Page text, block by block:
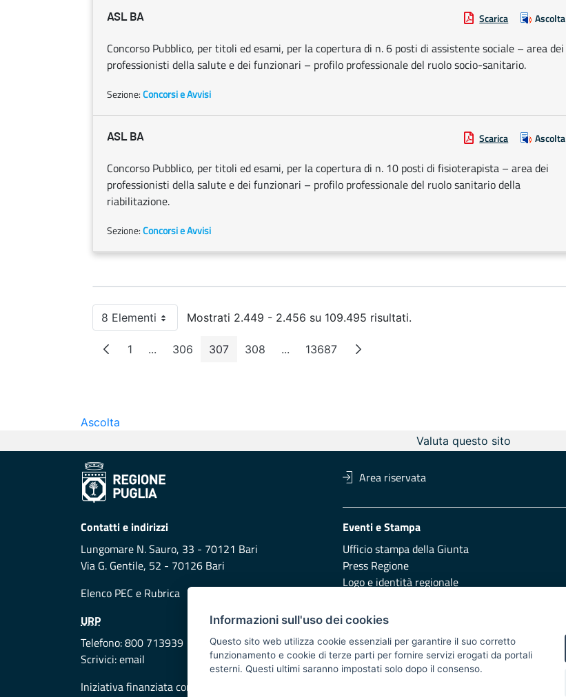
ASL BA Scarica Ascolta
Concorso Pubblico, per titoli ed esami, per la copertura di n. 6 posti di assistente sociale – area dei
professionisti della salute e dei funzionari – profilo professionale del ruolo socio-sanitario.
Sezione:Concorsi e Avvisi
ASL BA Scarica Ascolta
Concorso Pubblico, per titoli ed esami, per la copertura di n. 10 posti di fisioterapista – area dei
professionisti della salute e dei funzionari – profilo professionale del ruolo sanitario della
riabilitazione.
Sezione:Concorsi e Avvisi
8 ElementiPer paginaMostrati 2.449 - 2.456 su 109.495 risultati.
Pagina
1 ...Pagine intermedie
Pagina
306 Pagina
307 Pagina
308 ...Pagine intermedie
Pagina
13687
Ascolta
Valuta questo sito
Area riservata
Contatti e indirizzi
Lungomare N. Sauro, 33 - 70121 Bari
Via G. Gentile, 52 - 70126 Bari
Elenco PEC e Rubrica
Eventi e Stampa
Ufficio stampa della Giunta
Press Regione
Logo e identità regionale
URP
Telefono: 800 713939
Scrivici:email
Redazione
Presentazione
Responsabili di pubblicazione
Iniziativa finanziata con risorse del POR Puglia 2014/2020 - Asse XI
Informazioni sull'uso dei cookies
Questo sito web utilizza cookie essenziali per garantire il suo corretto
funzionamento e cookie di terze parti per fornire servizi erogati da portali
esterni. Questi ultimi saranno impostati solo dopo il consenso.